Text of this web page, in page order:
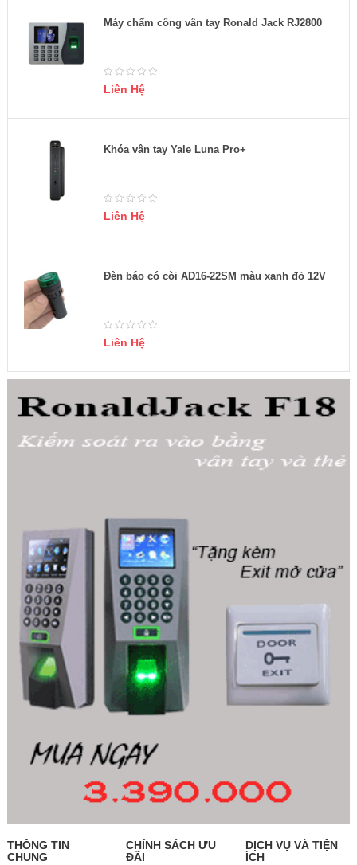
Máy chấm công vân tay Ronald Jack RJ2800
Liên Hệ
Khóa vân tay Yale Luna Pro+
Liên Hệ
Đèn báo có còi AD16-22SM màu xanh đỏ 12V
Liên Hệ
THÔNG TIN
CHUNG
CHÍNH SÁCH ƯU
ĐÃI
DỊCH VỤ VÀ TIỆN
ÍCH